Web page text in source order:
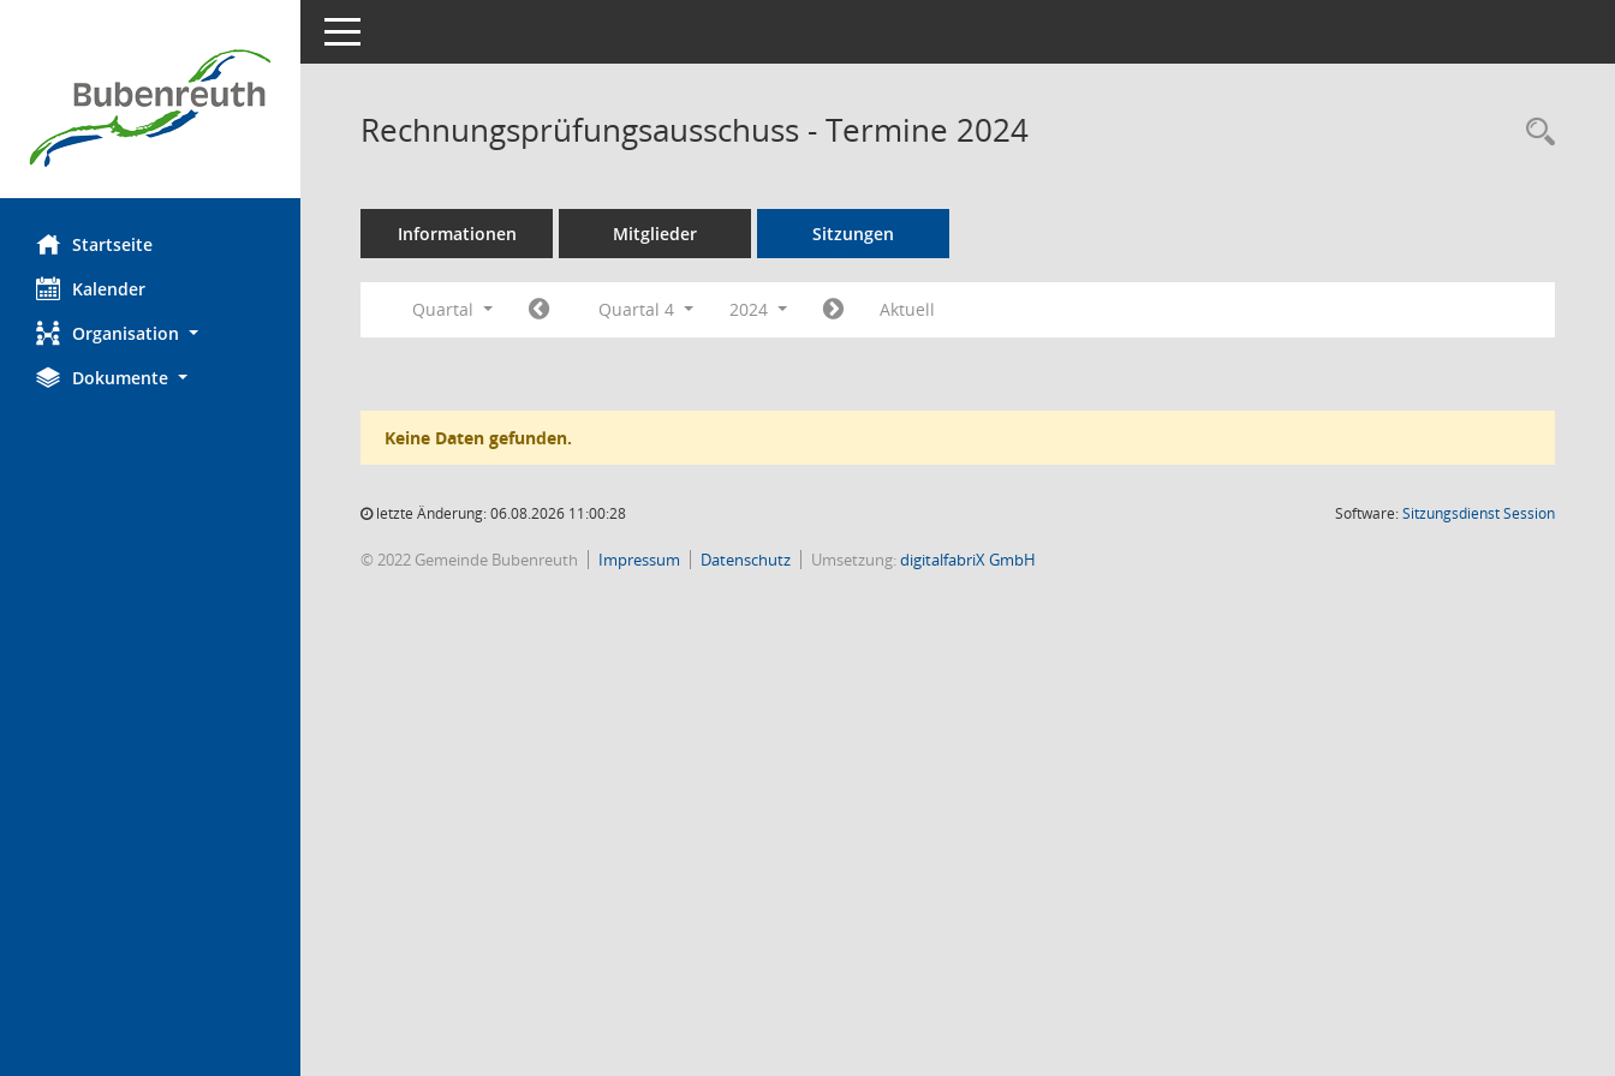
Startseite
Kalender
Organisation
Dokumente
Toggle navigation
Rechnungsprüfungsausschuss - Termine 2024
Informationen Mitglieder Sitzungen
Quartal Quartal 4 2024 Aktuell
Keine Daten gefunden.
letzte Änderung: 06.08.2026 11:00:28 Software:SitzungsdienstSession(Wird in
© 2022 Gemeinde Bubenreuth Impressum Datenschutz Umsetzung:digitalfabriX GmbH